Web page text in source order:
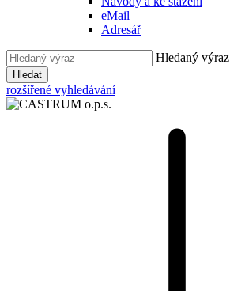
eMail
Adresář
Hledaný výraz
Hledat
rozšířené vyhledávání